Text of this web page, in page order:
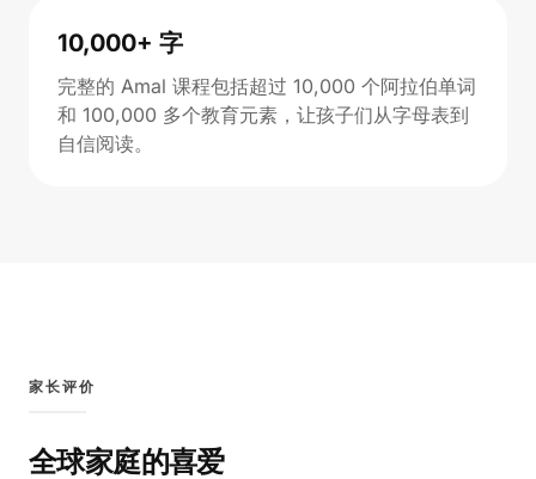
10,000+ 字
完整的 Amal 课程包括超过 10,000 个阿拉伯单词
和 100,000 多个教育元素，让孩子们从字母表到
自信阅读。
家长评价
全球家庭的喜爱